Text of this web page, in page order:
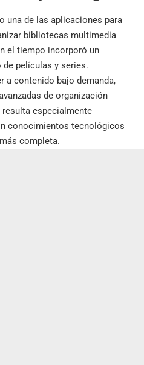
una de las aplicaciones para
bibliotecas multimedia
el tiempo incorporó un
películas y series.
a contenido bajo demanda,
de organización
especialmente
conocimientos tecnológicos
completa.